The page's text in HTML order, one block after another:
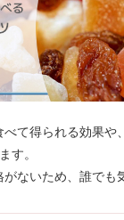
べて得られる効果や
す。
ないため、誰でも